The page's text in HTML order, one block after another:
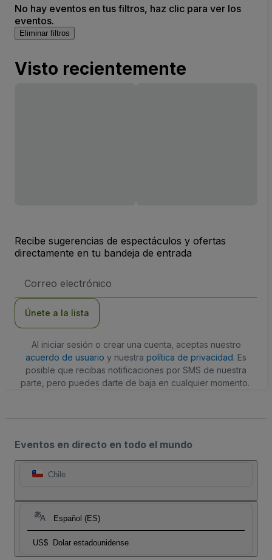
No hay eventos en tus filtros, haz clic para ver los
eventos.
Eliminar filtros
Visto recientemente
Recibe sugerencias de espectáculos y ofertas
directamente en tu bandeja de entrada
de
Únete a la lista
Al iniciar sesión o crear una cuenta, aceptas nuestro
acuerdo de usuario y nuestra política de privacidad. Es
posible que recibas notificaciones por SMS de nuestra
parte, pero puedes darte de baja en cualquier momento.
Eventos en directo en todo el mundo
Chile
Español (ES)
US$ Dolar estadounidense